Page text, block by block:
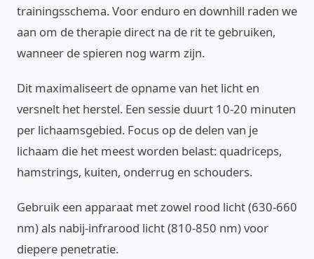
trainingsschema. Voor enduro en downhill raden we
aan om de therapie direct na de rit te gebruiken,
wanneer de spieren nog warm zijn.
Dit maximaliseert de opname van het licht en
versnelt het herstel. Een sessie duurt 10-20 minuten
per lichaamsgebied. Focus op de delen van je
lichaam die het meest worden belast: quadriceps,
hamstrings, kuiten, onderrug en schouders.
Gebruik een apparaat met zowel rood licht (630-660
nm) als nabij-infrarood licht (810-850 nm) voor
diepere penetratie.